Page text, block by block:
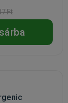
Ft